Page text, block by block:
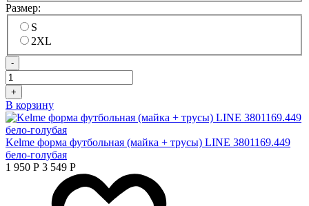
Размер:
S
2XL
-
+
В корзину
Kelme форма футбольная (майка + трусы) LINE 3801169.449
бело-голубая
1 950 Р 3 549 Р